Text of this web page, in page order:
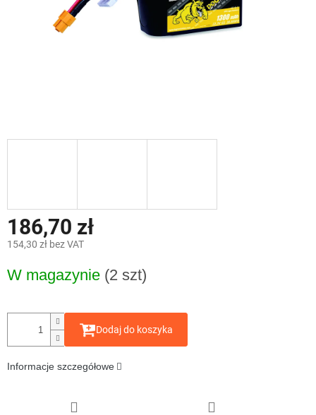
186,70 zł
154,30 zł bez VAT
jednostkowa:
W magazynie (2 szt)
Dodaj do koszyka
Informacje szczegółowe